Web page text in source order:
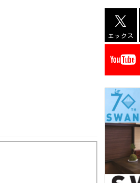
エックス